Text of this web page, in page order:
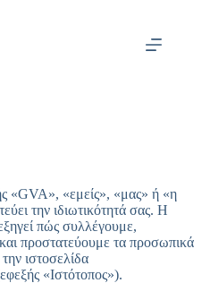
«GVA», «εμείς», «μας» ή «η
την ιδιωτικότητά σας. Η
πώς συλλέγουμε,
προστατεύουμε τα προσωπικά
ιστοσελίδα
«Ιστότοπος»).